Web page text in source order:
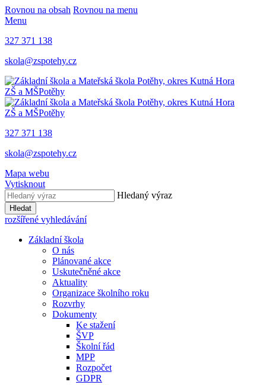
Rovnou na obsah Rovnou na menu
Menu
327 371 138
skola@zspotehy.cz
ZŠ a MŠPotěhy
ZŠ a MŠPotěhy
327 371 138
skola@zspotehy.cz
Mapa webu
Vytisknout
Hledaný výraz
Hledat
rozšířené vyhledávání
Základní škola
O nás
Plánované akce
Uskutečněné akce
Aktuality
Organizace školního roku
Rozvrhy
Dokumenty
Ke stažení
ŠVP
Školní řád
MPP
Rozpočet
GDPR